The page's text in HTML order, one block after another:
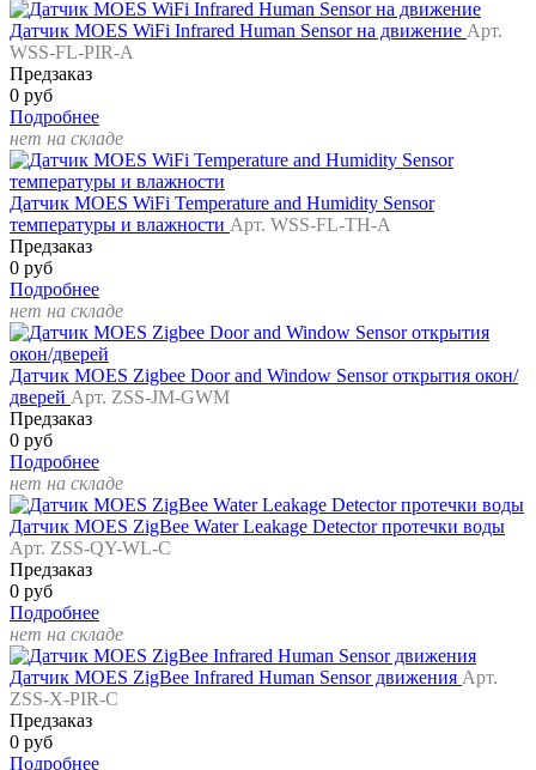
Датчик MOES WiFi Infrared Human Sensor на движение Арт.
WSS-FL-PIR-A
Предзаказ
0 руб
Подробнее
нет на складе
Датчик MOES WiFi Temperature and Humidity Sensor
температуры и влажности Арт. WSS-FL-TH-A
Предзаказ
0 руб
Подробнее
нет на складе
Датчик MOES Zigbee Door and Window Sensor открытия окон/
дверей Арт. ZSS-JM-GWM
Предзаказ
0 руб
Подробнее
нет на складе
Датчик MOES ZigBee Water Leakage Detector протечки воды
Арт. ZSS-QY-WL-C
Предзаказ
0 руб
Подробнее
нет на складе
Датчик MOES ZigBee Infrared Human Sensor движения Арт.
ZSS-X-PIR-C
Предзаказ
0 руб
Подробнее